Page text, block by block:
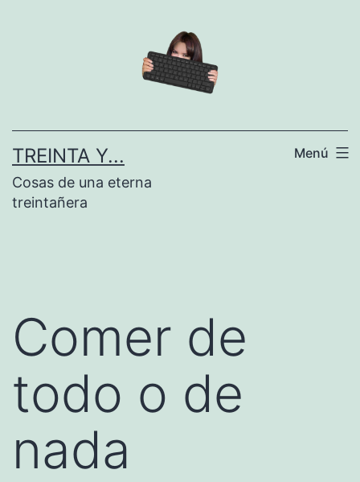
TREINTA Y...
Cosas de una eterna
treintañera
Menú
Comer de
todo o de
nada